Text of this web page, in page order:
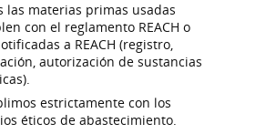
las materias primas usadas
con el reglamento REACH o
a REACH (registro,
autorización de sustancias
estrictamente con los
éticos de abastecimiento.